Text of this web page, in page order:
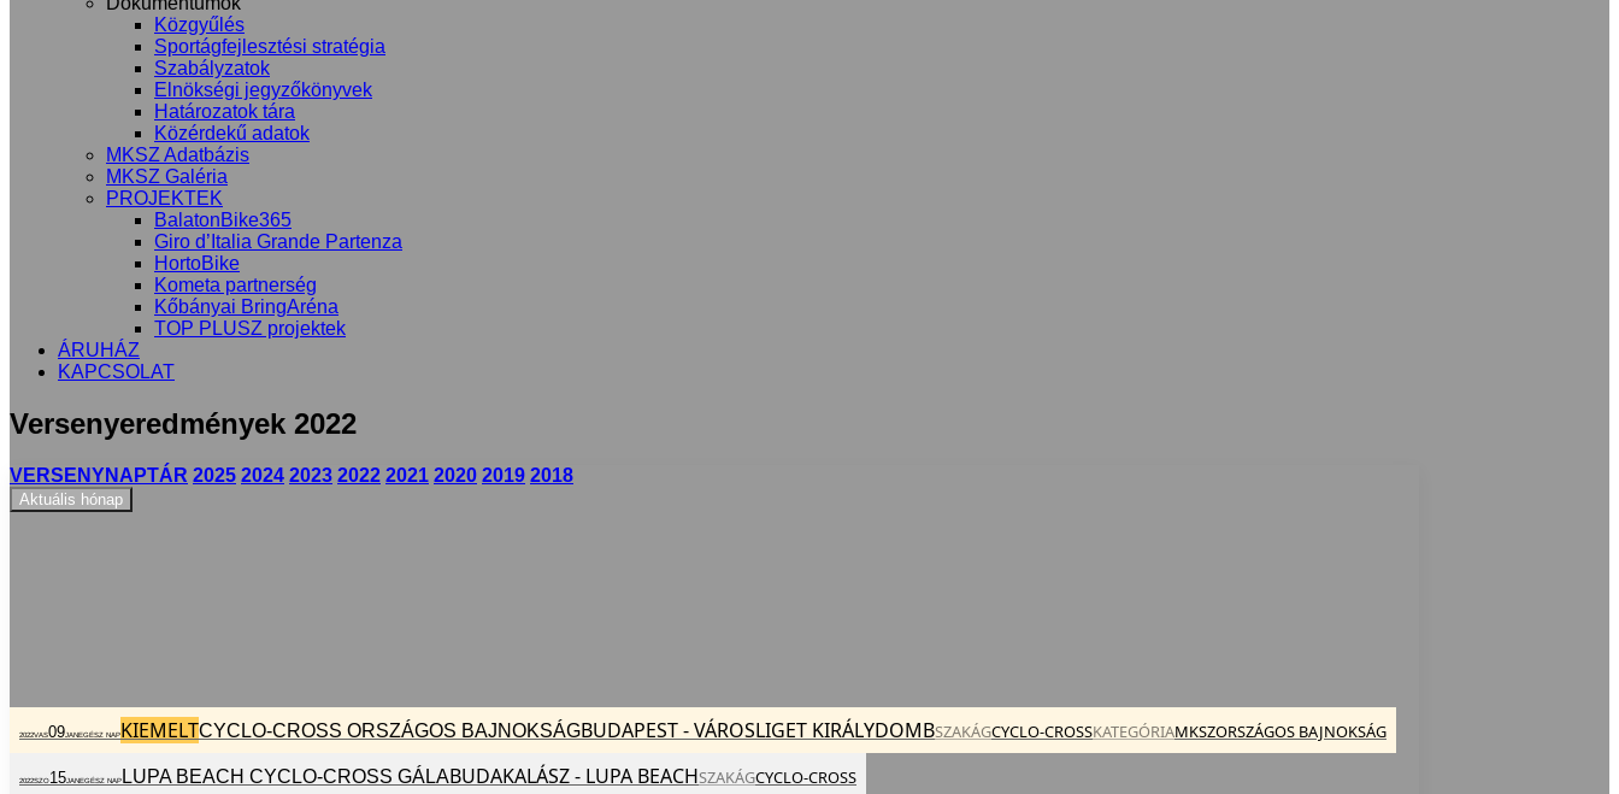
Közgyűlés
Sportágfejlesztési stratégia
Szabályzatok
Elnökségi jegyzőkönyvek
Határozatok tára
Közérdekű adatok
MKSZ Adatbázis
MKSZ Galéria
PROJEKTEK
BalatonBike365
Giro d’Italia Grande Partenza
HortoBike
Kometa partnerség
Kőbányai BringAréna
TOP PLUSZ projektek
ÁRUHÁZ
KAPCSOLAT
Versenyeredmények 2022
VERSENYNAPTÁR 2025 2024 2023 2022 2021 2020 2019 2018
Aktuális hónap
2022VAS09JANEGÉSZ NAPKIEMELTCYCLO-CROSS ORSZÁGOS BAJNOKSÁGBUDAPEST - VÁROSLIGET KIRÁLYDOMBSZAKÁGCYCLO-CROSSKATEGÓRIAMKSZORSZÁGOS BAJNOKSÁG
2022SZO15JANEGÉSZ NAP LUPA BEACH CYCLO-CROSS GÁLABUDAKALÁSZ - LUPA BEACHSZAKÁGCYCLO-CROSS